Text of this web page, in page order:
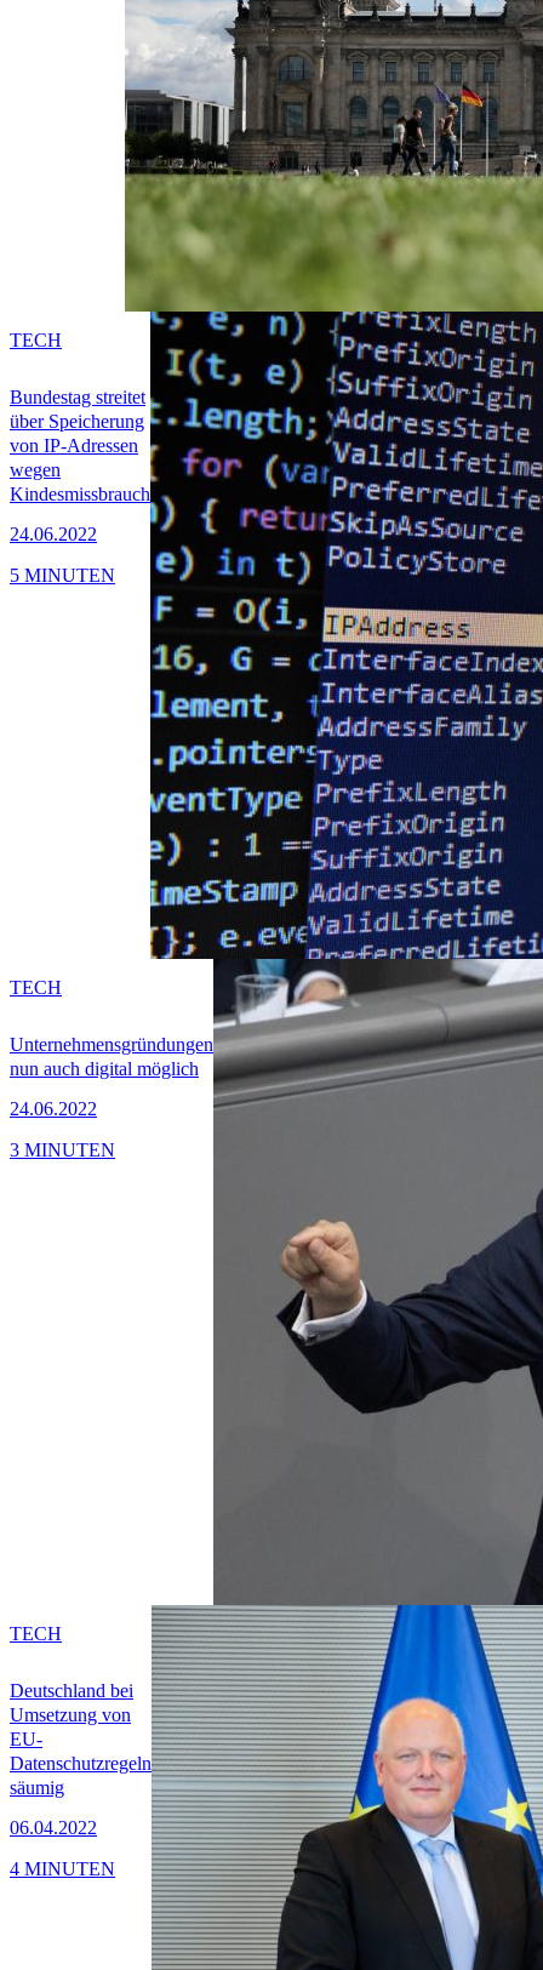
Bundestag streitet
über Speicherung
von IP-Adressen
wegen
Kindesmissbrauch
24.06.2022
TECH
5 MINUTEN
Unternehmensgründungen
nun auch digital möglich
24.06.2022
TECH
3 MINUTEN
Deutschland bei
Umsetzung von
EU-
Datenschutzregeln
säumig
06.04.2022
TECH
4 MINUTEN